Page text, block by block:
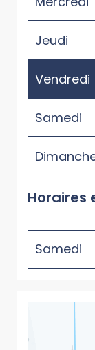
Jeudi
Vendredi
Samedi
Horaires
Samedi